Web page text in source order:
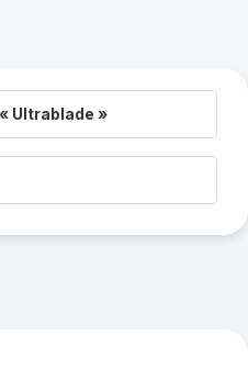
Ultrablade »